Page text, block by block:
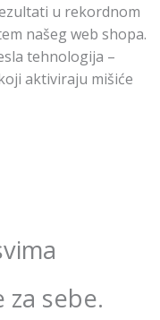
u rekordnom
našeg web shopa.
tehnologija –
aktiviraju mišiće
sebe.